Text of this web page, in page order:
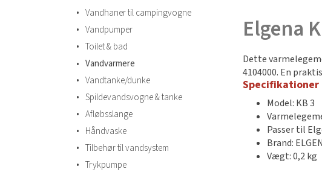
• Vandhaner til campingvogne
• Vandpumper
• Toilet & bad
• Vandvarmere
• Vandtanke/dunke
• Spildevandsvogne & tanke
• Afløbsslange
• Håndvaske
• Tilbehør til vandsystem
• Trykpumpe
Elgena
Dette
4104000. En
Specifikationer
Model: KB 3
Passer til
Brand:
Vægt: 0,2 kg